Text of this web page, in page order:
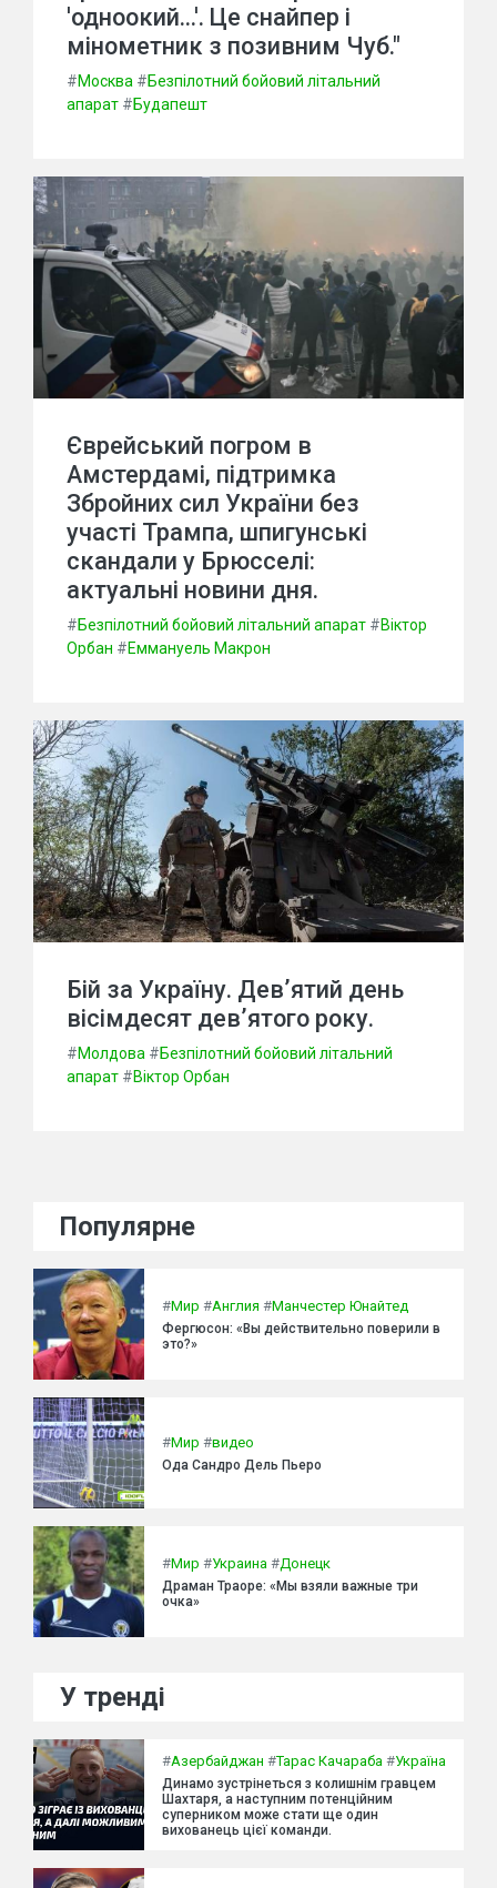
'одноокий...'. Це снайпер і
мінометник з позивним Чуб."
#Москва #Безпілотний бойовий літальний
апарат #Будапешт
Єврейський погром в
Амстердамі, підтримка
Збройних сил України без
участі Трампа, шпигунські
скандали у Брюсселі:
актуальні новини дня.
#Безпілотний бойовий літальний апарат #Віктор
Орбан #Еммануель Макрон
Бій за Україну. Дев’ятий день
вісімдесят дев’ятого року.
#Молдова #Безпілотний бойовий літальний
апарат #Віктор Орбан
Популярне
#Мир #Англия #Манчестер Юнайтед
Фергюсон: «Вы действительно поверили в
это?»
#Мир #видео
Ода Сандро Дель Пьеро
#Мир #Украина #Донецк
Драман Траоре: «Мы взяли важные три
очка»
У тренді
#Азербайджан #Тарас Качараба #Україна
Динамо зустрінеться з колишнім гравцем
Шахтаря, а наступним потенційним
суперником може стати ще один
вихованець цієї команди.